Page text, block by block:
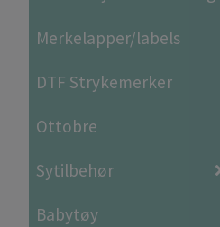
Merkelapper/labels
DTF Strykemerker
Ottobre
Sytilbehør
Babytøy